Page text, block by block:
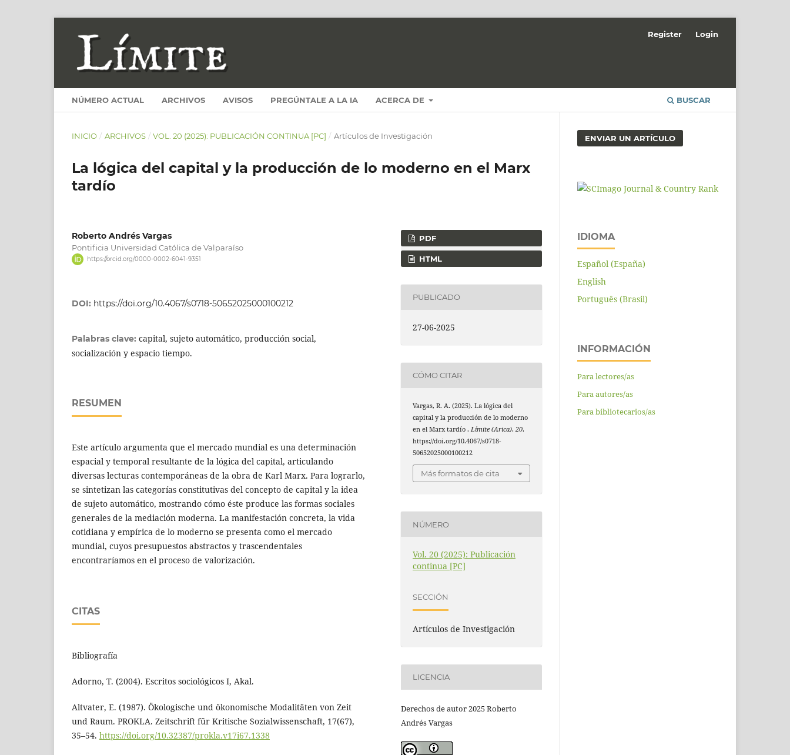
NÚMERO ACTUAL ARCHIVOS AVISOS PREGÚNTALE A LA IA ACERCA DE BUSCAR
Register Login
INICIO / ARCHIVOS / VOL. 20 (2025): PUBLICACIÓN CONTINUA [PC] / Artículos de Investigación
La lógica del capital y la producción de lo moderno en el Marx
tardío
Roberto Andrés Vargas
Pontificia Universidad Católica de Valparaíso
https://orcid.org/0000-0002-6041-9351
DOI: https://doi.org/10.4067/s0718-50652025000100212
Palabras clave: capital, sujeto automático, producción social,
socialización y espacio tiempo.
RESUMEN
Este artículo argumenta que el mercado mundial es una determinación
espacial y temporal resultante de la lógica del capital, articulando
diversas lecturas contemporáneas de la obra de Karl Marx. Para lograrlo,
se sintetizan las categorías constitutivas del concepto de capital y la idea
de sujeto automático, mostrando cómo éste produce las formas sociales
generales de la mediación moderna. La manifestación concreta, la vida
cotidiana y empírica de lo moderno se presenta como el mercado
mundial, cuyos presupuestos abstractos y trascendentales
encontraríamos en el proceso de valorización.
CITAS
Bibliografía
Adorno, T. (2004). Escritos sociológicos I, Akal.
Altvater, E. (1987). Ökologische und ökonomische Modalitäten von Zeit
und Raum. PROKLA. Zeitschrift für Kritische Sozialwissenschaft, 17(67),
35–54. https://doi.org/10.32387/prokla.v17i67.1338
PDF
HTML
PUBLICADO
27-06-2025
CÓMO CITAR
Vargas, R. A. (2025). La lógica del
capital y la producción de lo moderno
en el Marx tardío .Límite (Arica),20.
https://doi.org/10.4067/s0718-
50652025000100212
Más formatos de cita
NÚMERO
Vol. 20 (2025): Publicación
continua [PC]
SECCIÓN
Artículos de Investigación
LICENCIA
Derechos de autor 2025 Roberto
Andrés Vargas
ENVIAR UN ARTÍCULO
IDIOMA
Español (España)
English
Português (Brasil)
INFORMACIÓN
Para lectores/as
Para autores/as
Para bibliotecarios/as